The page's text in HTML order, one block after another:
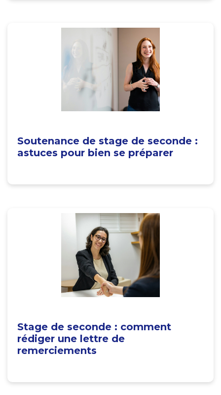
Soutenance de stage de seconde :
astuces pour bien se préparer
Stage de seconde : comment
rédiger une lettre de
remerciements